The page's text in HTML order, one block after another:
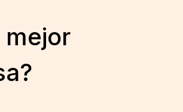
mejor